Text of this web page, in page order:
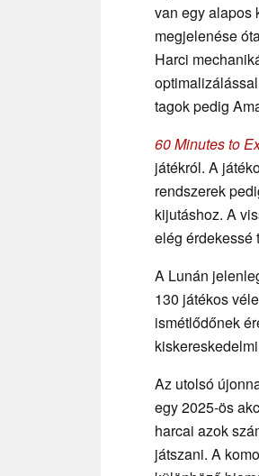
van egy alapos
megjelenése
Harci
tagok pedig
60 Minutes to
játékról. A
rendszerek
kijutáshoz. A
elég érdekessé
A Lunán
130 játékos
ismétlődőnek
Az utolsó
egy 2025-ös
harcai azok
játszani. A